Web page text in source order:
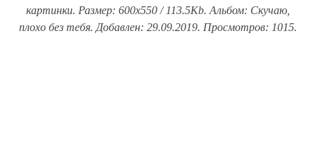
картинки. Размер: 600x550 / 113.5Kb. Альбом: Скучаю,
плохо без тебя. Добавлен: 29.09.2019. Просмотров: 1015.